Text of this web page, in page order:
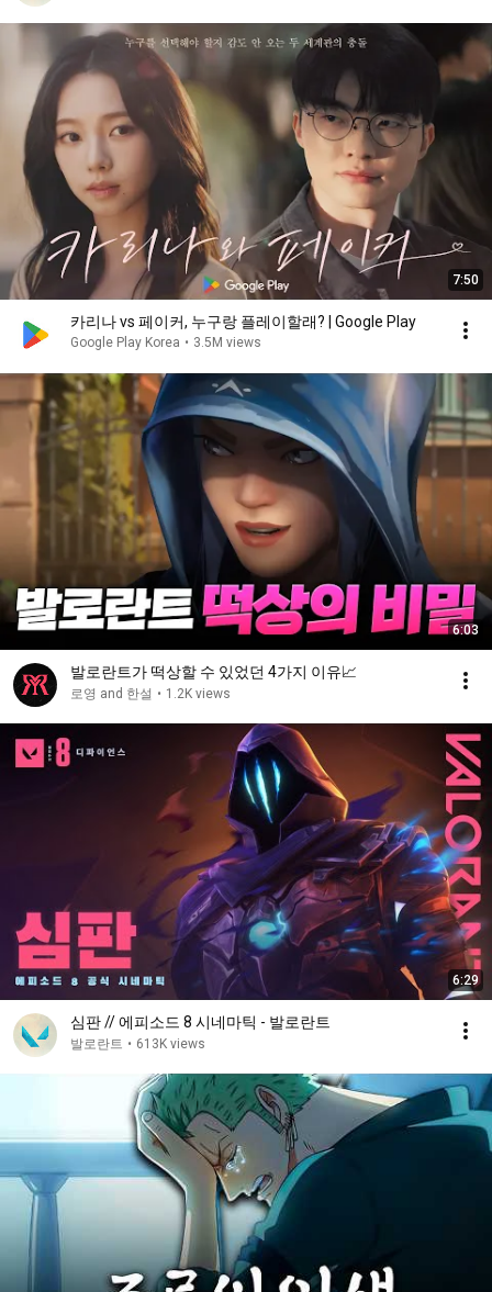
7:50
카리나 vs 페이커, 누구랑 플레이할래? | Google Play
Google Play Korea • 3.5M views
6:03
발로란트가 떡상할 수 있었던 4가지 이유📈
로영 and 한설 • 1.2K views
6:29
심판 // 에피소드 8 시네마틱 - 발로란트
발로란트 • 613K views